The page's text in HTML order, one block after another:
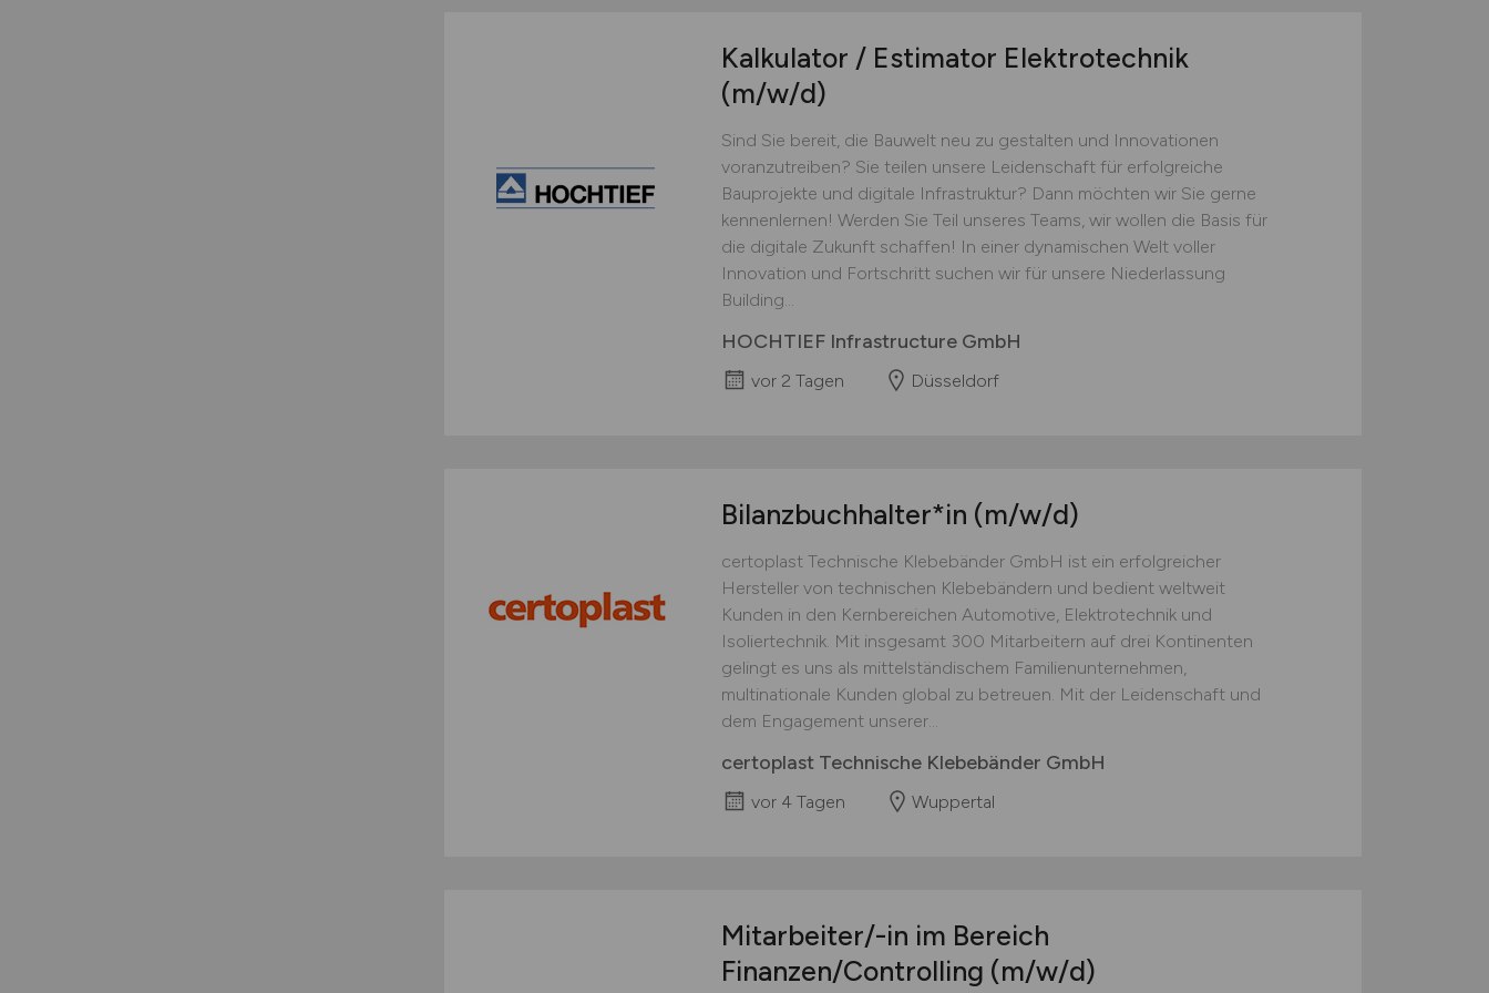
Kalkulator / Estimator Elektrotechnik
(m/w/d)
Sind Sie bereit, die Bauwelt neu zu gestalten und Innovationen
voranzutreiben? Sie teilen unsere Leidenschaft für erfolgreiche
Bauprojekte und digitale Infrastruktur? Dann möchten wir Sie gerne
kennenlernen! Werden Sie Teil unseres Teams, wir wollen die Basis für
die digitale Zukunft schaffen! In einer dynamischen Welt voller
Innovation und Fortschritt suchen wir für unsere Niederlassung
Building...
HOCHTIEF Infrastructure GmbH
vor 2 Tagen Düsseldorf
Bilanzbuchhalter*in (m/w/d)
certoplast Technische Klebebänder GmbH ist ein erfolgreicher
Hersteller von technischen Klebebändern und bedient weltweit
Kunden in den Kernbereichen Automotive, Elektrotechnik und
Isoliertechnik. Mit insgesamt 300 Mitarbeitern auf drei Kontinenten
gelingt es uns als mittelständischem Familienunternehmen,
multinationale Kunden global zu betreuen. Mit der Leidenschaft und
dem Engagement unserer...
certoplast Technische Klebebänder GmbH
vor 4 Tagen Wuppertal
Mitarbeiter/-in im Bereich
Finanzen/Controlling (m/w/d)